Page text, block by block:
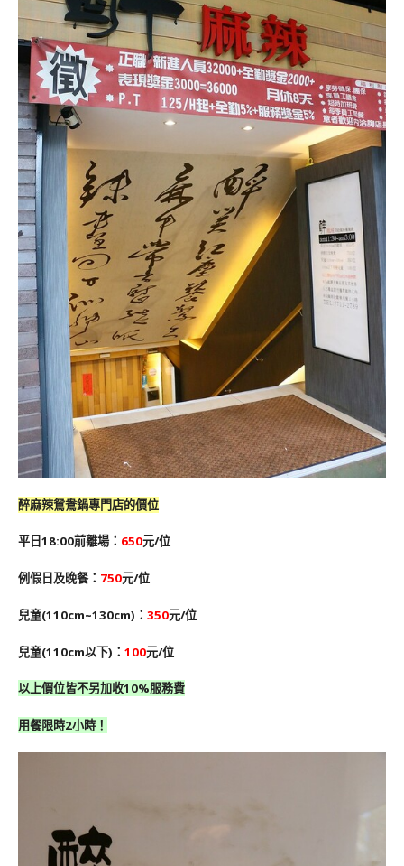
醉麻辣鴛鴦鍋專門店的價位
平日18:00前離場： 650元/位
例假日及晚餐： 750元/位
兒童(110cm~130cm)： 350元/位
兒童(110cm以下)： 100元/位
以上價位皆不另加收10%服務費
用餐限時2小時！